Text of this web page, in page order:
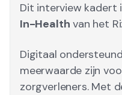
Dit interview kadert
In-Health van het
Digitaal
meerwaarde zijn
zorgverleners. Met